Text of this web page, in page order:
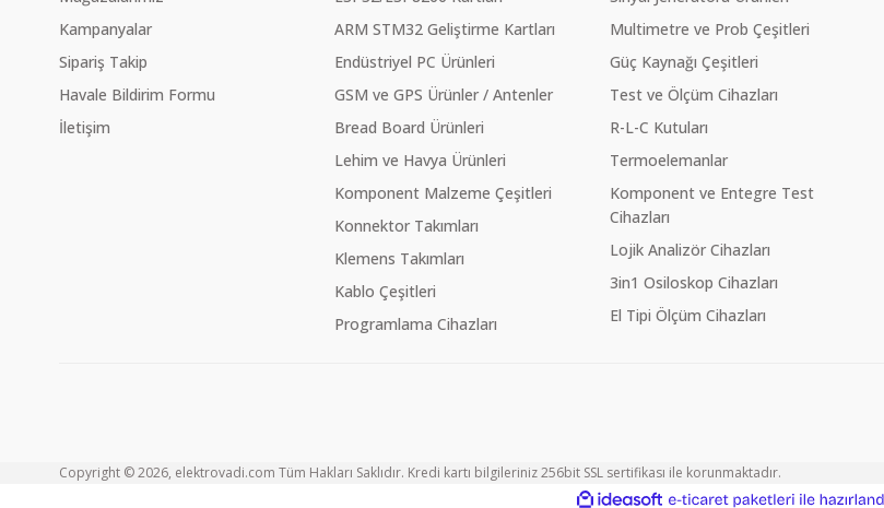
Kampanyalar
Sipariş Takip
Havale Bildirim Formu
İletişim
ARM STM32 Geliştirme Kartları
Endüstriyel PC Ürünleri
GSM ve GPS Ürünler / Antenler
Bread Board Ürünleri
Lehim ve Havya Ürünleri
Komponent Malzeme Çeşitleri
Konnektor Takımları
Klemens Takımları
Kablo Çeşitleri
Programlama Cihazları
Multimetre ve Prob Çeşitleri
Güç Kaynağı Çeşitleri
Test ve Ölçüm Cihazları
R-L-C Kutuları
Termoelemanlar
Komponent ve Entegre Test
Cihazları
Lojik Analizör Cihazları
3in1 Osiloskop Cihazları
El Tipi Ölçüm Cihazları
Copyright © 2026, elektrovadi.com Tüm Hakları Saklıdır. Kredi kartı bilgileriniz 256bit SSL sertifikası ile korunmaktadır.
ideasoft e-